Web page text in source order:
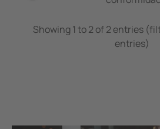
Showing 1 to 2 of 2 entries
entries)